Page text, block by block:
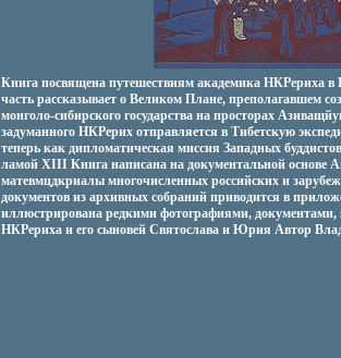
Книга посвящена путешествиям академика НКРериха
часть рассказывает о Великом Плане, преполагавшем
монголо-сибирского государства на просторах
задуманного НКРерих отправляется в Тибетскую
теперь как дипломатическая миссия Западных
ламой XIII Книга написана на документальной основе
матевмцдкриалы многочисленных российских и
документов из архивных собраний приводится в
иллюстрирована редкими фотографиями,
НКРериха и его сыновей Святослава и Юрия Автор